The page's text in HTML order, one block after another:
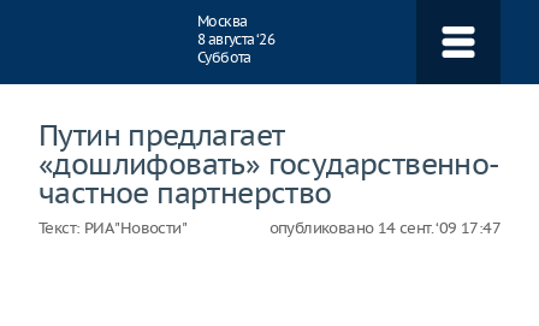
Москва
8 августа ‘26
Суббота
Путин предлагает
«дошлифовать» государственно-
частное партнерство
Текст: РИА "Новости" опубликовано 14 сент. ‘09 17:47